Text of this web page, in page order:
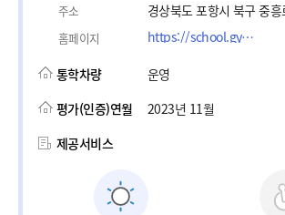
주소 경상북도 포항시 북구 중
홈페이지 https://school.gyo6.net/jukdo
통학차량
운영
평가(인증)연월
2023년 11월
제공서비스